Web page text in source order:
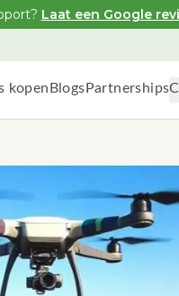
Laat een Google
kopen Blogs Partnerships